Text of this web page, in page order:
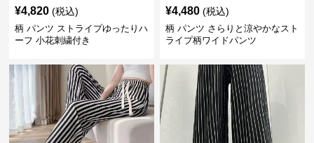
¥4,820 (税込)
柄 パンツ ストライプゆったりハ
ーフ 小花刺繍付き
¥4,480 (税込)
柄 パンツ さらりと涼やかなスト
ライプ柄ワイドパンツ